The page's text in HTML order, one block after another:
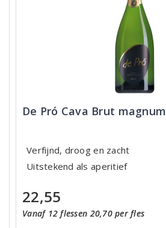
De Pró Cava Brut magnum
Verfijnd, droog en zacht
Uitstekend als aperitief
22,55
Vanaf 12 flessen 20,70 per fles